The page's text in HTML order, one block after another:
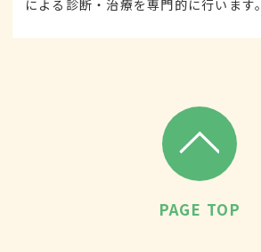
による診断・治療を専門的に行います。
PAGE TOP